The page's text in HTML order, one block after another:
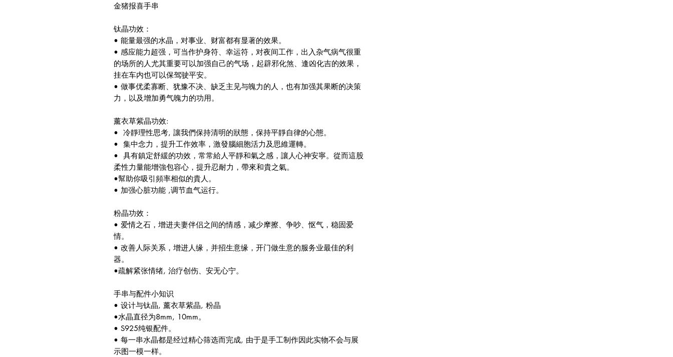
金猪报喜手串
钛晶功效：
• 能量最强的水晶，对事业、财富都有显著的效果。
• 感应能力超强，可当作护身符、幸运符，对夜间工作，出入杂气病气很重
的场所的人尤其重要可以加强自己的气场，起辟邪化煞、逢凶化吉的效果，
挂在车内也可以保驾驶平安。
• 做事优柔寡断、犹豫不决、缺乏主见与魄力的人，也有加强其果断的决策
力，以及增加勇气魄力的功用。
薰衣草紫晶功效:
• 冷靜理性思考, 讓我們保持清明的狀態，保持平靜自律的心態。
• 集中念力，提升工作效率，激發腦細胞活力及思維運轉。
• 具有鎮定舒緩的功效，常常給人平靜和氣之感，讓人心神安寧。從而這股
柔性力量能增強包容心，提升忍耐力，帶來和貴之氣。
•幫助你吸引頻率相似的貴人。
• 加强心脏功能 ,调节血气运行。
粉晶功效：
• 爱情之石，增进夫妻伴侣之间的情感，减少摩擦、争吵、怄气，稳固爱
情。
• 改善人际关系，增进人缘，并招生意缘，开门做生意的服务业最佳的利
器。
•疏解紧张情绪, 治疗创伤、安无心宁。
手串与配件小知识
• 设计与钛晶, 薰衣草紫晶, 粉晶
•水晶直径为8mm, 10mm。
• S925纯银配件。
• 每一串水晶都是经过精心筛选而完成, 由于是手工制作因此实物不会与展
示图一模一样。